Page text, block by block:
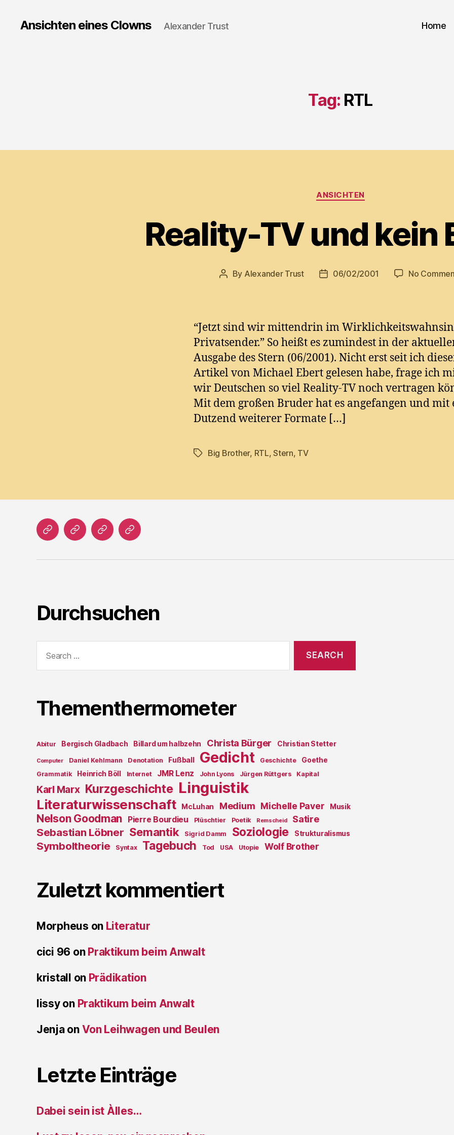
Ansichten eines Clowns Alexander Trust Home
Tag: RTL
Categories
ANSICHTEN
Reality-TV und kein
Post
By Alexander Trust
Post06/02/2001 No
“Jetzt sind wir mittendrin im
Privatsender.” So heißt es zumindest in der
Ausgabe des Stern (06/2001). Nicht erst seit ich
Artikel von Michael Ebert gelesen habe, frage ich
wir Deutschen so viel Reality-TV noch vertragen
Mit dem großen Bruder hat es angefangen und mit
Dutzend weiterer Formate […]
TagsBig Brother, RTL,Stern, TV
Home LiteraturProsa Impressum
Durchsuchen
for:
Thementhermometer
Abitur Bergisch Gladbach Billard um halbzehn Christa Bürger Christian Stetter
Computer Daniel Kehlmann Denotation Fußball Gedicht Geschichte Goethe
Grammatik Heinrich Böll Internet JMR Lenz John Lyons Jürgen Rüttgers Kapital
Karl Marx Kurzgeschichte Linguistik
Literaturwissenschaft McLuhan Medium Michelle Paver Musik
Nelson Goodman Pierre Bourdieu Plüschtier Poetik Remscheid Satire
Sebastian Löbner Semantik Sigrid Damm Soziologie Strukturalismus
Symboltheorie Syntax Tagebuch Tod USA Utopie Wolf Brother
Zuletzt kommentiert
Morpheus on Literatur
cici 96 on Praktikum beim Anwalt
kristall on Prädikation
lissyon Praktikum beim Anwalt
Jenjaon Von Leihwagen und Beulen
Letzte Einträge
Dabei sein ist Àlles…